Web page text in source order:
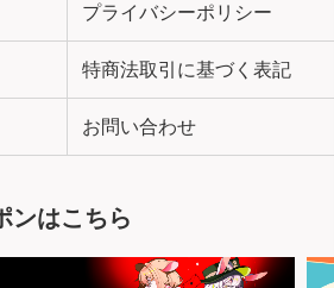
プライバシーポリシー
特商法取引に基づく表記
お問い合わせ
ンはこちら